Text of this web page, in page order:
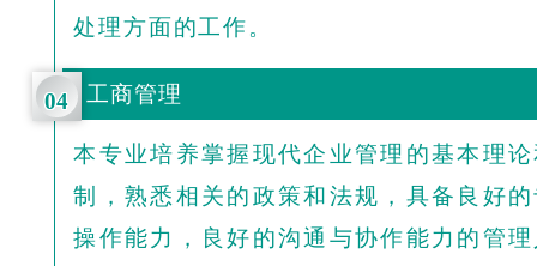
处理方面的工作。
04 工商管理
本专业培养掌握现代企业管理的基本理
制，熟悉相关的政策和法规，具备良好
操作能力，良好的沟通与协作能力的管